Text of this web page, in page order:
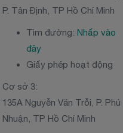
P. Tân Định, TP Hồ Chí Minh
Tìm đường:Nhấp vào
đây
Giấy phép hoạt động
Cơ sở 3:
135A Nguyễn Văn Trỗi, P. Phú
Nhuận, TP Hồ Chí Minh